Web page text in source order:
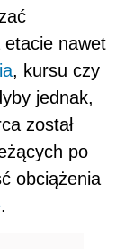
nawet
, kursu czy
jednak,
został
po
obciążenia
.